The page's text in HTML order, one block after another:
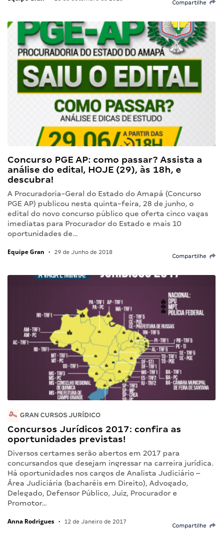
Compartilhe
Concurso PGE AP: como passar? Assista a
análise do edital, HOJE (29), às 18h, e
descubra!
A Procuradoria-Geral do Estado do Amapá (Concurso
PGE AP) publicou nesta quinta-feira, 28 de junho, o
edital do novo concurso público que oferta cinco vagas
imediatas para Procurador do Estado e mais 10
oportunidades de…
Equipe Gran • 29 de Junho de 2018
Compartilhe
GRAN CURSOS JURÍDICO
Concursos Jurídicos 2017: confira as
oportunidades previstas!
Diversos certames serão abertos em 2017 para
concursandos que desejam ingressar na carreira jurídica.
Há oportunidades nos cargos de Analista Judiciário –
Área Judiciária (bacharéis em Direito), Advogado,
Delegado, Defensor Público, Juiz, Procurador e
Promotor…
Anna Rodrigues • 12 de Janeiro de 2017
Compartilhe